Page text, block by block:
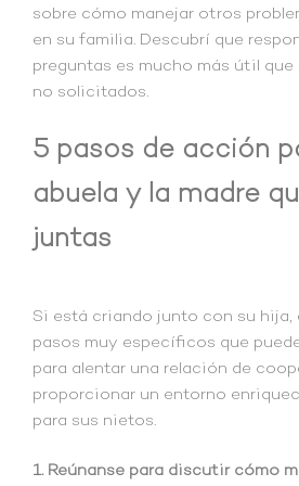
sobre cómo manejar otros
en su familia. Descubrí que
preguntas es mucho más útil
no solicitados.
5 pasos de acción
abuela y la madre
juntas
Si está criando junto con su hija,
pasos muy específicos que
para alentar una relación de
proporcionar un entorno
para sus nietos.
1. Reúnanse para discutir cómo